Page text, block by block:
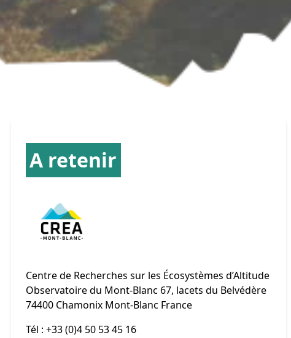
A retenir
Centre de Recherches sur les Écosystèmes d’Altitude
Observatoire du Mont-Blanc 67, lacets du Belvédère
74400 Chamonix Mont-Blanc France
Tél : +33 (0)4 50 53 45 16